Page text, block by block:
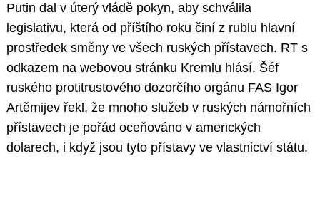
Putin dal v úterý vládě pokyn, aby schválila
legislativu, která od příštího roku činí z rublu hlavní
prostředek směny ve všech ruských přístavech. RT s
odkazem na webovou stránku Kremlu hlásí. Šéf
ruského protitrustového dozorčího orgánu FAS Igor
Artěmijev řekl, že mnoho služeb v ruských námořních
přístavech je pořád oceňováno v amerických
dolarech, i když jsou tyto přístavy ve vlastnictví státu.